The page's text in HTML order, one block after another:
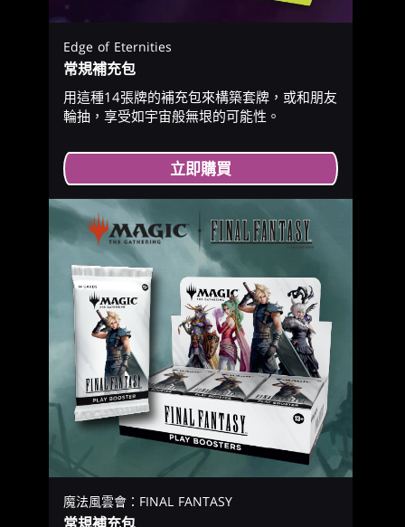
Edge of Eternities
常規補充包
用這種14張牌的補充包來構築套牌，或和朋友
輪抽，享受如宇宙般無垠的可能性。
立即購買
魔法風雲會：FINAL FANTASY